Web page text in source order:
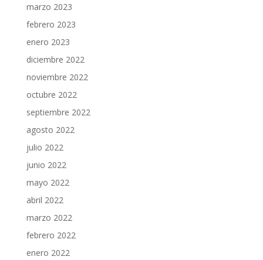
marzo 2023
febrero 2023
enero 2023
diciembre 2022
noviembre 2022
octubre 2022
septiembre 2022
agosto 2022
julio 2022
junio 2022
mayo 2022
abril 2022
marzo 2022
febrero 2022
enero 2022